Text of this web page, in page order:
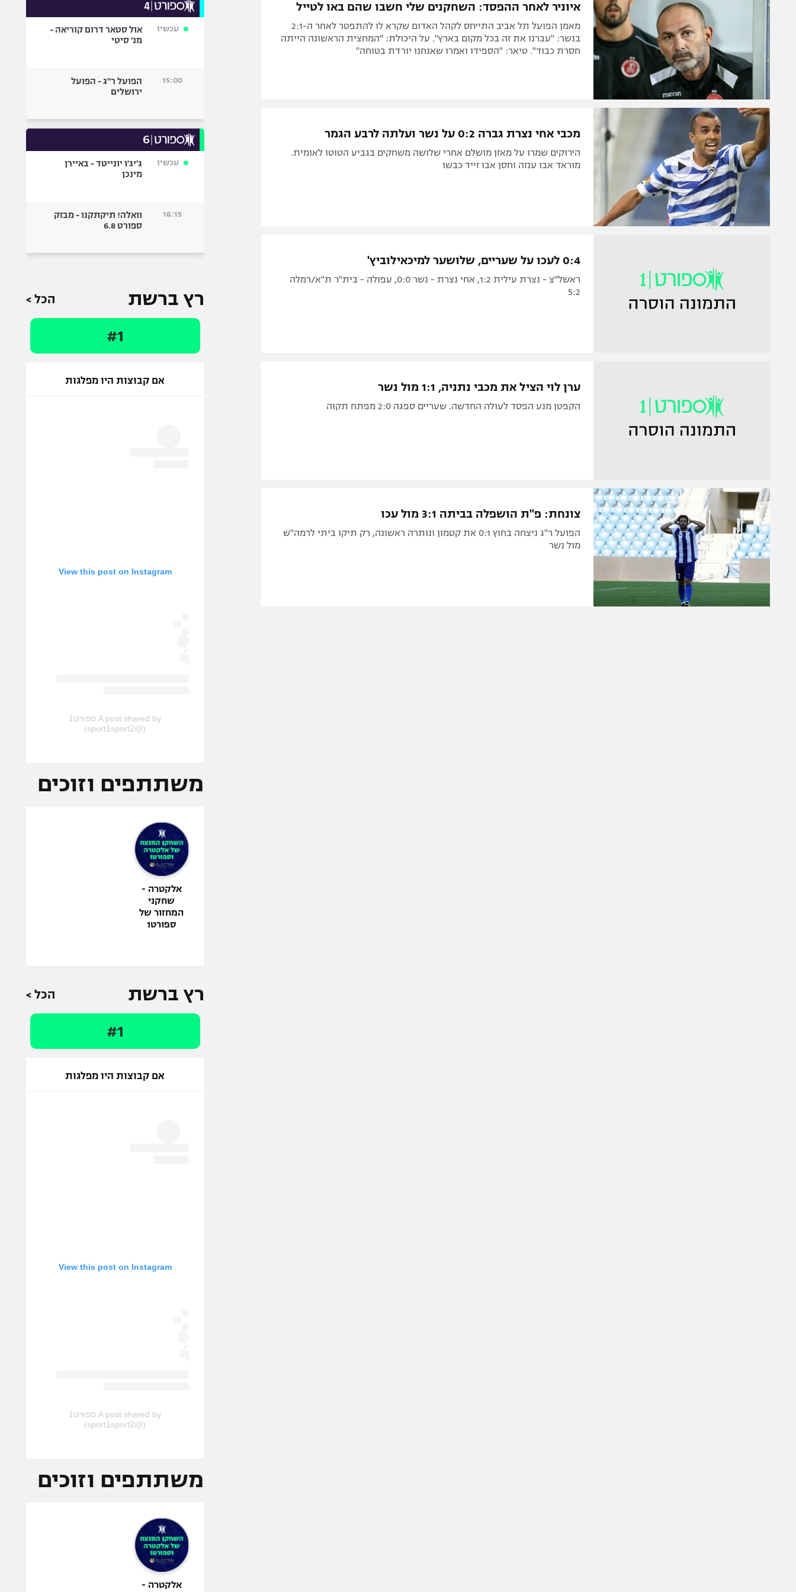
איוניר לאחר ההפסד: השחקנים שלי חשבו שהם באו לטייל
מאמן הפועל תל אביב התייחס לקהל האדום שקרא לו להתפטר לאחר ה-2:1
בנשר: "עברנו את זה בכל מקום בארץ". על היכולת: "המחצית הראשונה הייתה
חסרת כבוד". טיאר: "הספידו ואמרו שאנחנו יורדת בטוחה"
מכבי אחי נצרת גברה 0:2 על נשר ועלתה לרבע הגמר
הירוקים שמרו על מאזן מושלם אחרי שלושה משחקים בגביע הטוטו לאומית.
מוראד אבו ענזה וחסן אבו זייד כבשו
0:4 לעכו על שעריים, שלושער למיכאילוביץ'
ראשל"צ - נצרת עילית 1:2, אחי נצרת - נשר 0:0, עפולה - בית"ר ת"א/רמלה
5:2
ערן לוי הציל את מכבי נתניה, 1:1 מול נשר
הקפטן מנע הפסד לעולה החדשה. שעריים ספגה 2:0 מפתח תקוה
צונחת: פ"ת הושפלה בביתה 3:1 מול עכו
הפועל ר"ג ניצחה בחוץ 0:1 את קטמון ונותרה ראשונה, רק תיקו ביתי לרמה"ש
מול נשר
עכשיו
אול סטאר דרום קוריאה -
מנ' סיטי
15:00
הפועל ר"ג - הפועל
ירושלים
עכשיו
ג'יג'ו יונייטד - באיירן
מינכן
16:15
וואלה! תיקתקנו - מבזק
ספורט 6.8
רץ ברשת הכל >
#1
אם קבוצות היו מפלגות
View this post on Instagram
A post shared by ספורט1
(@sport1sport2)
משתתפים וזוכים
אלקטרה -
שחקני
המחזור של
ספורט1
רץ ברשת הכל >
#1
אם קבוצות היו מפלגות
View this post on Instagram
A post shared by ספורט1
(@sport1sport2)
משתתפים וזוכים
אלקטרה -